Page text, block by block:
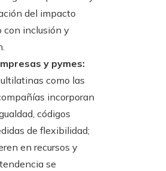
del impacto
con inclusión y
y pymes:
como las
incorporan
códigos
de flexibilidad;
en recursos y
se